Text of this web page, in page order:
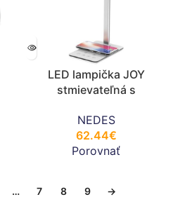
LED lampička JOY
stmievateľná s
a USB 6W – DL2301/W
NEDES
62.44€
Porovnať
… 7 8 9 →